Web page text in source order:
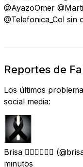
@AyazoOmer
@Telefonica_Col sin
Reportes de
Los últimos
social media:
Brisa 🧚🏿‍♂️🧚🏿‍♂️
minutos